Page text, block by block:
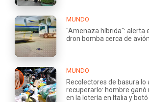
MUNDO
"Amenaza híbrida": alerta
dron bomba cerca de
MUNDO
Recolectores de basura lo
recuperarlo: hombre ganó
en la lotería en Italia y